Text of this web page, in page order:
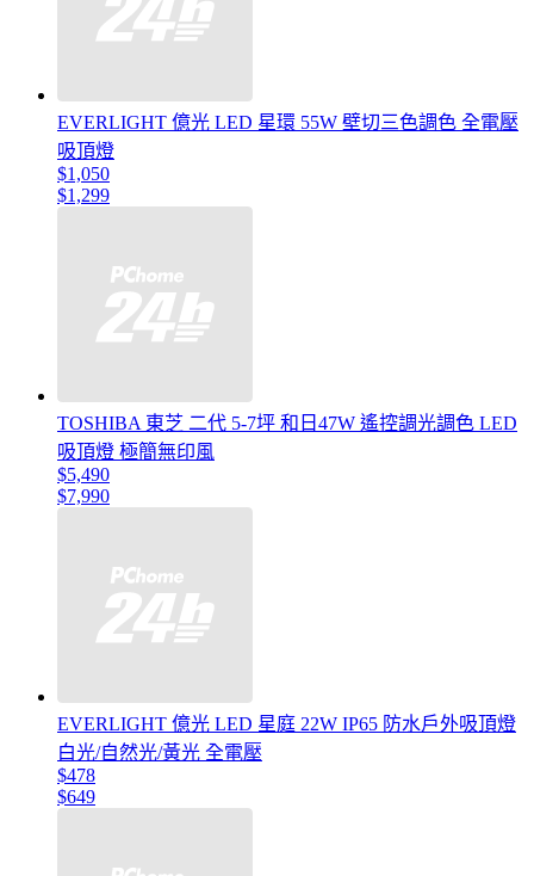
EVERLIGHT 億光 LED 星環 55W 壁切三色調色 全電壓
吸頂燈
$1,050
$1,299
TOSHIBA 東芝 二代 5-7坪 和日47W 遙控調光調色 LED
吸頂燈 極簡無印風
$5,490
$7,990
EVERLIGHT 億光 LED 星庭 22W IP65 防水戶外吸頂燈
白光/自然光/黃光 全電壓
$478
$649